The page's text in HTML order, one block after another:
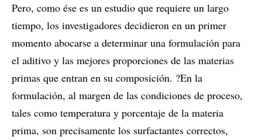
Pero, como ése es un estudio que requiere un largo
tiempo, los investigadores decidieron en un primer
momento abocarse a determinar una formulación para
el aditivo y las mejores proporciones de las materias
primas que entran en su composición. ?En la
formulación, al margen de las condiciones de proceso,
tales como temperatura y porcentaje de la materia
prima, son precisamente los surfactantes correctos,